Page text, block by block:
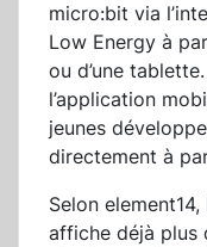
micro:bit via
Low Energy à
ou d’une
l’application
jeunes
directement à
Selon
affiche déjà plus